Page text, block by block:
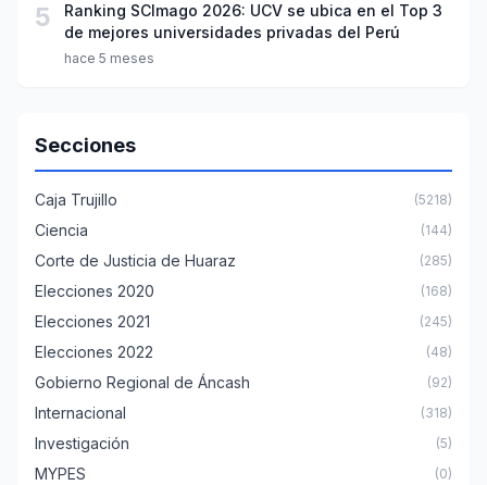
5
Ranking SCImago 2026: UCV se ubica en el Top 3
de mejores universidades privadas del Perú
hace 5 meses
Secciones
Caja Trujillo (5218)
Ciencia (144)
Corte de Justicia de Huaraz (285)
Elecciones 2020 (168)
Elecciones 2021 (245)
Elecciones 2022 (48)
Gobierno Regional de Áncash (92)
Internacional (318)
Investigación (5)
MYPES (0)